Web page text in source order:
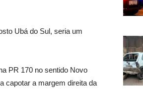
Ubá do Sul, seria um
PR 170 no sentido Novo
capotar a margem direita da